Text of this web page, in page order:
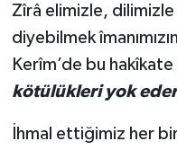
Zîrâ elimizle,
diyebilmek
Kerîm’de bu
kötülükleri yok
İhmal ettiğimiz her